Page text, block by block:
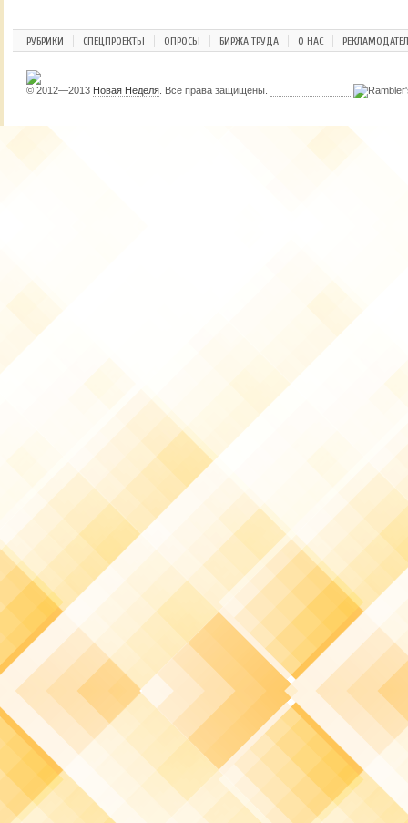
РУБРИКИ СПЕЦПРОЕКТЫ ОПРОСЫ БИРЖА ТРУДА О НАС
© 2012—2013 Новая Неделя . Все права защищены.